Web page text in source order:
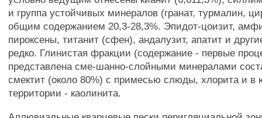
и группа устойчивых минералов (гранат, турмалин,
общим содержанием 20,3-28,3%. Эпидот-цоизит,
пироксены, титанит (сфен), андалузит, апатит и
редко. Глинистая фракции (содержание - первые
представлена сме-шанно-слойными минералами
смектит (около 80%) с примесью слюды, хлорита и в
территории - каолинита.